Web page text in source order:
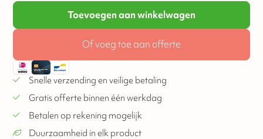
Toevoegen aan winkelwagen
Of voeg toe aan offerte
Snelle verzending en veilige betaling
Gratis offerte binnen één werkdag
Betalen op rekening mogelijk
Duurzaamheid in elk product